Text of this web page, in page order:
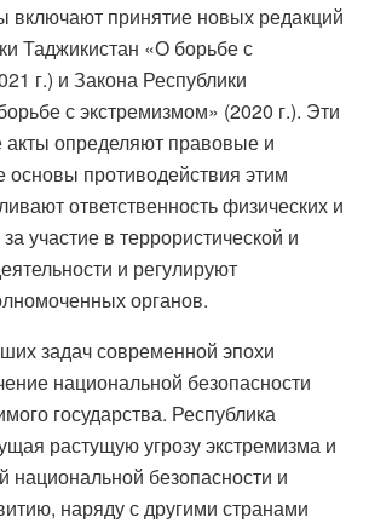
включают принятие новых редакций
Таджикистан «О борьбе с
г.) и Закона Республики
с экстремизмом» (2020 г.). Эти
акты определяют правовые и
основы противодействия этим
ответственность физических и
участие в террористической и
и регулируют
органов.
задач современной эпохи
национальной безопасности
государства. Республика
растущую угрозу экстремизма и
национальной безопасности и
наряду с другими странами